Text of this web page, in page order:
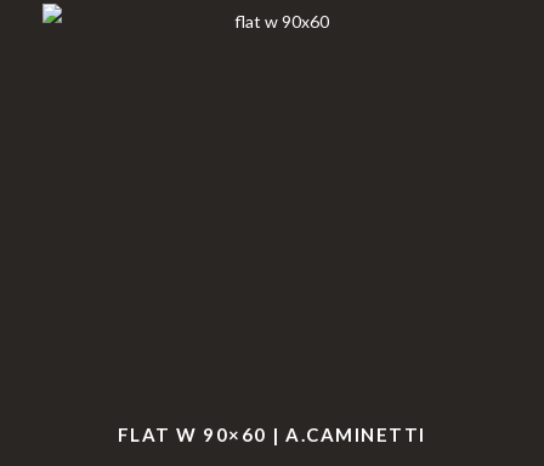
FLAT W 90×60 | A.CAMINETTI